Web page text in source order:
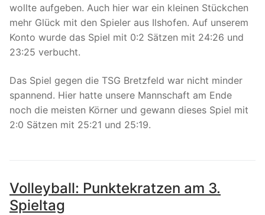
wollte aufgeben. Auch hier war ein kleinen Stückchen
mehr Glück mit den Spieler aus Ilshofen. Auf unserem
Konto wurde das Spiel mit 0:2 Sätzen mit 24:26 und
23:25 verbucht.
Das Spiel gegen die TSG Bretzfeld war nicht minder
spannend. Hier hatte unsere Mannschaft am Ende
noch die meisten Körner und gewann dieses Spiel mit
2:0 Sätzen mit 25:21 und 25:19.
Volleyball: Punktekratzen am 3.
Spieltag